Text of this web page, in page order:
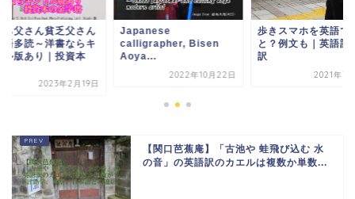
ち父さん貧乏父さん
語多読～洋書ならキ
ル版あり｜投資本
2023年2月19日
Japanese
calligrapher, Bisen
Aoya...
2022年10月22日
歩きスマホを英語で
と？例文も｜英語記
訳
2021年7
【関口芭蕉庵】「古池や 蛙飛び込む 水
の音」の英語訳のカエルは複数か単数...